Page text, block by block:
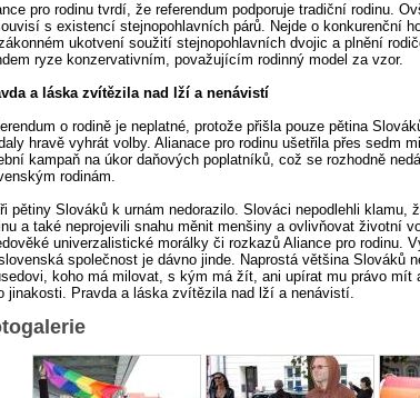
pro rodinu tvrdí, že referendum podporuje tradiční rodinu.
s existencí stejnopohlavních párů. Nejde o konkurenční
ukotvení soužití stejnopohlavních dvojic a plnění
ryze konzervativním, považujícím rodinný model za vzor.
a láska zvítězila nad lží a nenávistí
o rodině je neplatné, protože přišla pouze pětina
hravě vyhrát volby. Alianace pro rodinu ušetřila přes sedm
kampaň na úkor daňových poplatníků, což se rozhodně
rodinám.
pětiny Slováků k urnám nedorazilo. Slováci nepodlehli klamu,
a také neprojevili snahu měnit menšiny a ovlivňovat životní
univerzalistické morálky či rozkazů Aliance pro rodinu.
společnost je dávno jinde. Naprostá většina Slováků
koho má milovat, s kým má žít, ani upírat mu právo mít
jinakosti. Pravda a láska zvítězila nad lží a nenávistí.